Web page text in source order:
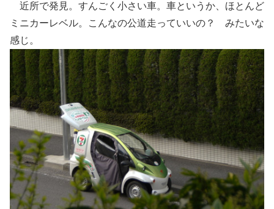
近所で発見。すんごく小さい車。車というか、ほとんど
ミニカーレベル。こんなの公道走っていいの？ みたいな
感じ。